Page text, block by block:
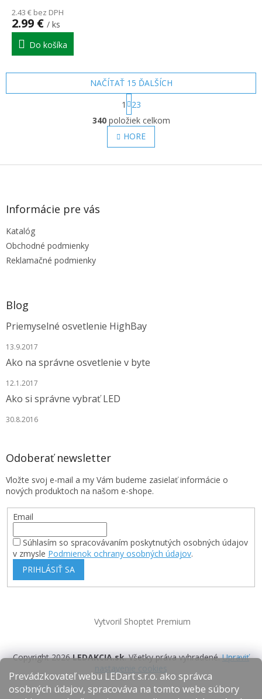
Prevádzkovateľ webu LEDart s.r.o. ako správca
osobných údajov, spracováva na tomto webe súbory
2.43 € bez DPH
2.99 € / ks
Do košíka
O
v
l
á
u
NAČÍTAŤ 15 ĎALŠÍCH
S
t
r
á
n
k
v
1
23
340položiek celkom
HORE
Z
Informácie pre vás
Katalóg
Obchodné podmienky
Reklamačné podmienky
Blog
Priemyselné osvetlenie HighBay
13.9.2017
Ako na správne osvetlenie v byte
12.1.2017
Ako si správne vybrať LED
30.8.2016
Odoberať newsletter
Vložte svoj e-mail a my Vám budeme zasielať informácie o
nových produktoch na našom e-shope.
Email
Súhlasím so spracovávaním poskytnutých osobných údajov
v zmysle Podmienok ochrany osobných údajov.
PRIHLÁSIŤ SA
Vytvoril Shoptet Premium
Copyright 2026LEDAKCIA.sk. Všetky práva vyhradené.Upraviť